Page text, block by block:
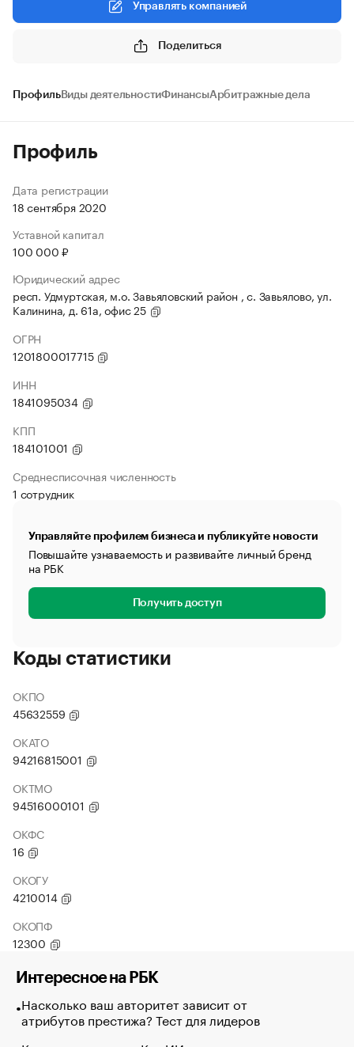
Управлять компанией
Поделиться
ПрофильВиды деятельностиФинансыАрбитражные дела
Профиль
Дата регистрации
18 сентября 2020
Уставной капитал
100 000 ₽
Юридический адрес
респ. Удмуртская, м.о. Завьяловский район , с. Завьялово, ул.
Калинина, д. 61а, офис 25
ОГРН
1201800017715
ИНН
1841095034
КПП
184101001
Среднесписочная численность
1 сотрудник
Управляйте профилем бизнеса и публикуйте новости
Повышайте узнаваемость и развивайте личный бренд
на РБК
Получить доступ
Коды статистики
ОКПО
45632559
ОКАТО
94216815001
ОКТМО
94516000101
ОКФС
16
ОКОГУ
4210014
ОКОПФ
12300
Интересное на РБК
Насколько ваш авторитет зависит от
атрибутов престижа? Тест для лидеров